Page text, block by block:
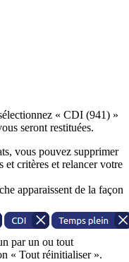
« CDI (941) »
seront restituées.
vous pouvez supprimer
et critères et relancer votre
apparaissent de la façon
par un ou tout
« Tout réinitialiser ».